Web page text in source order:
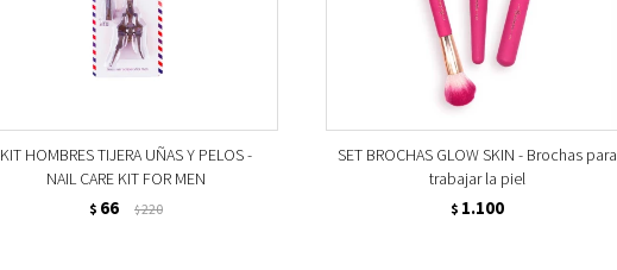
KIT HOMBRES TIJERA UÑAS Y PELOS -
NAIL CARE KIT FOR MEN
$ 66 $220
SET BROCHAS GLOW SKIN - Brochas para
trabajar la piel
$ 1.100